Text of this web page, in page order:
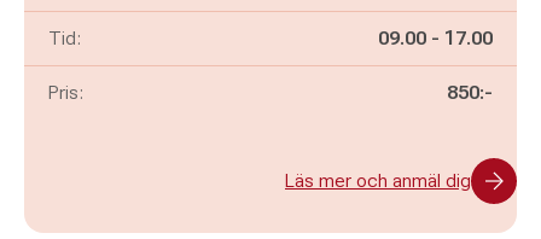
Tid: Pågår mellan
09.00 - och
17.00
Pris: 850:-
Läs mer och anmäl dig